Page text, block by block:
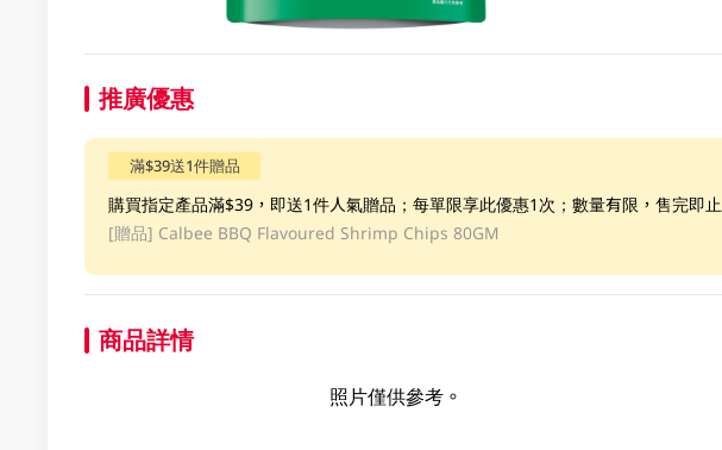
推廣優惠
滿$39送1件贈品
購買指定產品滿$39，即送1件人氣贈品；每單限享此優惠1次；數量有限，售完即止
[贈品] Calbee BBQ Flavoured Shrimp Chips 80GM
商品詳情
照片僅供參考。